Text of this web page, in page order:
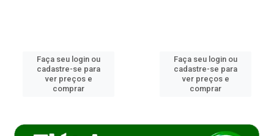
Faça seu login ou
cadastre-se para
ver preços e
comprar
Faça seu login ou
cadastre-se para
ver preços e
comprar